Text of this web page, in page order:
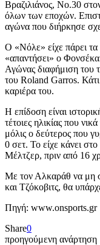
Βραζιλιάνος, Νο.30
όλων των εποχών.
αγώνα που διήρκησε
Ο «Νόλε» είχε πάρει
«απαντήσει» ο
Αγώνας διαφήμιση του
του Roland Garros.
καριέρα του.
Η επίδοση είναι
τέτοιες ηλικίας που
μόλις ο δεύτερος που
0 σετ. Το είχε κάνει
Μέλτζερ, πριν από 16
Με τον Αλκαράθ να μη
και Τζόκοβιτς, θα
Πηγή: www.onsports.gr
Share0
προηγούμενη ανάρτηση